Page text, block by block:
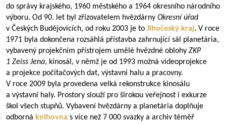
do správy krajského, 1960 městského a 1964 okresního národního
výboru. Od 90. let byl zřizovatelem hvězdárny Okresní úřad
v Českých Budějovicích, od roku 2003 je to Jihočeský kraj. V roce
1971 byla dokončena rozsáhlá přístavba zahrnující sál planetária,
vybavený projekčním přístrojem umělé hvězdné oblohy ZKP
1 Zeiss Jena, kinosál, v němž je od 1993 možná videoprojekce
a projekce počítačových dat, výstavní halu a pracovny.
V roce 2009 byla provedena velká rekonstrukce kinosálu
a výstavní haly. Prostory slouží pro širokou veřejnost i exkurze
škol všech stupňů. Vybavení hvězdárny a planetária doplňuje
odborná knihovna s více než 7 000 svazky a archiv téměř